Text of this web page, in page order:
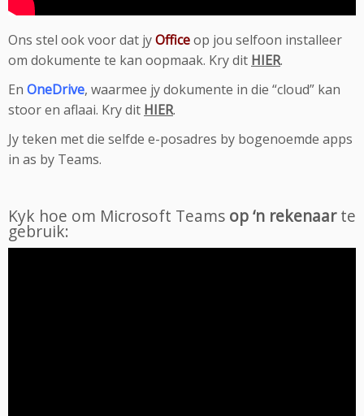
Ons stel ook voor dat jyOfficeop jou selfoon installeer
om dokumente te kan oopmaak. Kry dit HIER.
En OneDrive, waarmee jy dokumente in die “cloud” kan
stoor en aflaai. Kry dit HIER.
Jy teken met die selfde e-posadres by bogenoemde apps
in as by Teams.
Kyk hoe om Microsoft Teams op ‘n rekenaarte
gebruik: